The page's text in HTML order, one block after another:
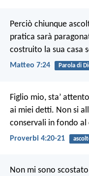
Perciò chiunque
pratica sarà
costruito la sua casa
Matteo 7:24 Parola di
Figlio mio, sta’
ai miei detti. Non si
conservali in fondo al
Proverbi 4:20-21
Non mi sono